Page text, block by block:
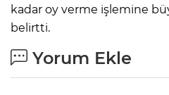
kadar oy verme işlemine
belirtti.
Yorum Ekle